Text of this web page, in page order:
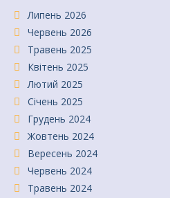
Липень 2026
Червень 2026
Травень 2025
Квітень 2025
Лютий 2025
Січень 2025
Грудень 2024
Жовтень 2024
Вересень 2024
Червень 2024
Травень 2024